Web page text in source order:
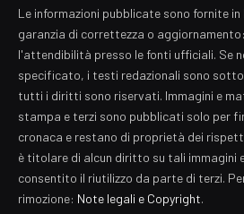
Le informazioni pubblicate sono fornite in
garanzia di correttezza o
l'attendibilità presso le fonti ufficiali. Se
specificato, i testi redazionali sono
tutti i diritti sono riservati. Immagini e
stampa e terzi sono pubblicati solo per
cronaca e restano di proprietà dei
è titolare di alcun diritto su tali immagini
consentito il riutilizzo da parte di terzi.
rimozione: Note legali e Copyright.